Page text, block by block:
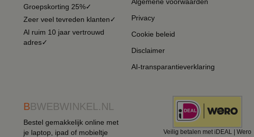
Groepskorting 25%✓
Zeer veel tevreden klanten✓
Al ruim 10 jaar vertrouwd
adres✓
Algemene voorwaarden
Privacy
Cookie beleid
Disclaimer
AI-transparantieverklaring
BBWEBWINKEL.NL
Bestel gemakkelijk online met
je laptop, ipad of mobieltje
Veilig betalen met iDEAL | Wero